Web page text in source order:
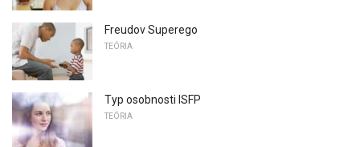
Freudov Superego
TEÓRIA
Typ osobnosti ISFP
TEÓRIA